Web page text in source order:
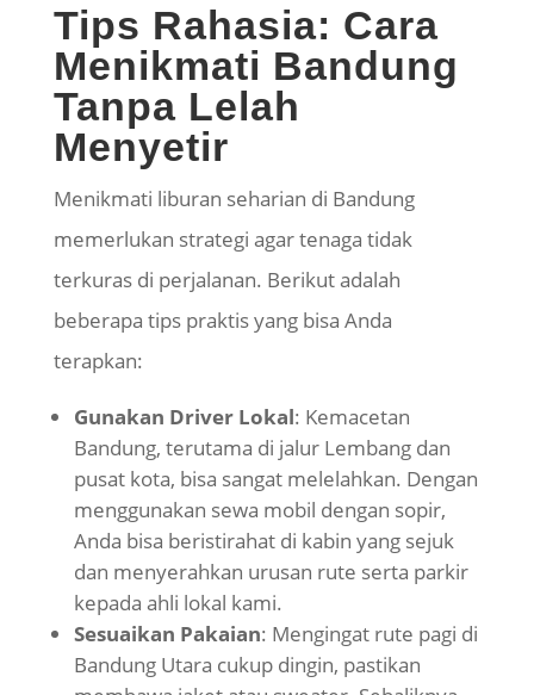
Tips Rahasia: Cara
Menikmati Bandung
Tanpa Lelah
Menyetir
Menikmati liburan seharian di Bandung
memerlukan strategi agar tenaga tidak
terkuras di perjalanan. Berikut adalah
beberapa tips praktis yang bisa Anda
terapkan:
Gunakan Driver Lokal: Kemacetan
Bandung, terutama di jalur Lembang dan
pusat kota, bisa sangat melelahkan. Dengan
menggunakan sewa mobil dengan sopir,
Anda bisa beristirahat di kabin yang sejuk
dan menyerahkan urusan rute serta parkir
kepada ahli lokal kami.
Sesuaikan Pakaian: Mengingat rute pagi di
Bandung Utara cukup dingin, pastikan